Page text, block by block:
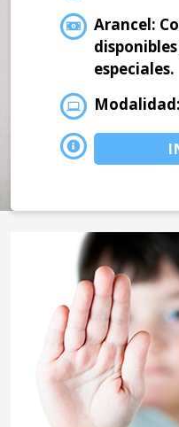
Arancel:
especiales.
Modalidad: